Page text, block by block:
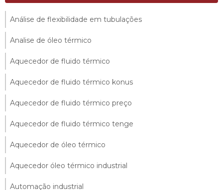
Análise de flexibilidade em tubulações
Analise de óleo térmico
Aquecedor de fluido térmico
Aquecedor de fluido térmico konus
Aquecedor de fluido térmico preço
Aquecedor de fluido térmico tenge
Aquecedor de óleo térmico
Aquecedor óleo térmico industrial
Automação industrial